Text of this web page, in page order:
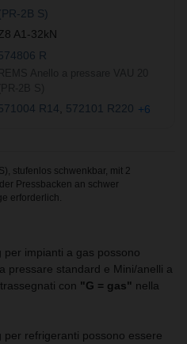
2B S)
A1-32kN
R
R14 572101 R220 +6
stufenlos schwenkbar, mit 2
Pressbacken an schwer
erforderlich.
per impianti a gas possono
pressare standard e Mini/anelli a
con "G = gas" nella
per refrigeranti possono essere